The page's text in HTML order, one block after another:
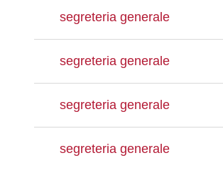
segreteria generale
segreteria generale
segreteria generale
segreteria generale